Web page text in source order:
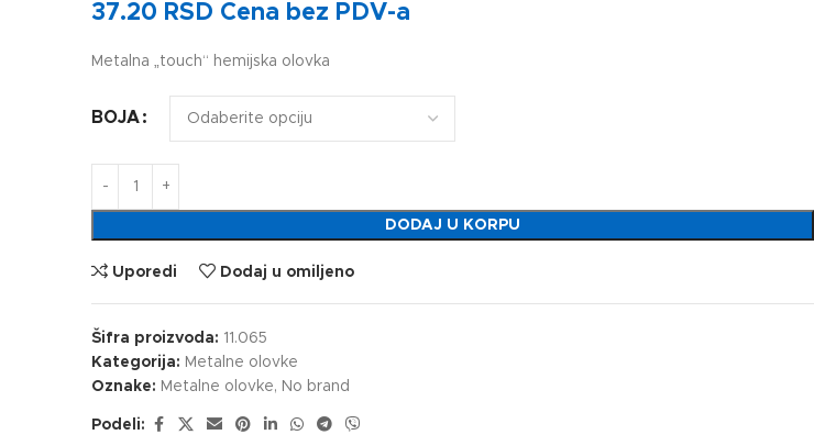
37.20 RSD Cena bez PDV-a
Metalna „touch“ hemijska olovka
BOJA
DODAJ U KORPU
Uporedi Dodaj u omiljeno
Šifra proizvoda: 11.065
Kategorija: Metalne olovke
Oznake: Metalne olovke, No brand
Podeli: